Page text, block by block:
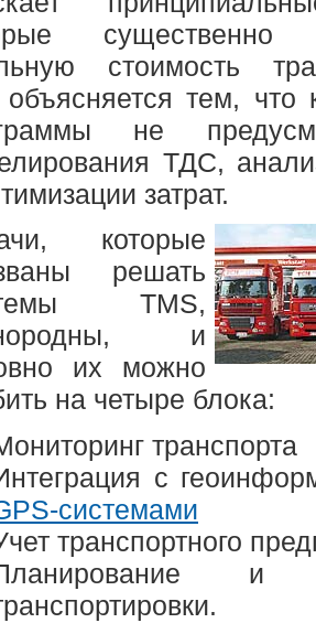
стоимость
тем, что
не
ТДС,
затрат.
которые
решать
TMS,
и
их можно
на четыре блока:
транспорта
с
системами
транспортного
и